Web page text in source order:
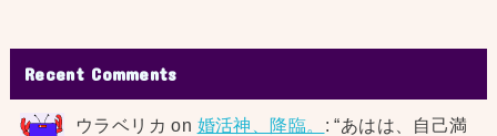
Recent Comments
ウラベリカ on 婚活神、降臨。 : “あはは、自己満